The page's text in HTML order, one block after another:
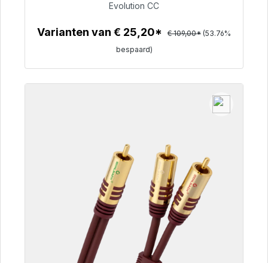
Details
Evolution CC
Varianten van € 25,20* € 109,00* (53.76%
bespaard)